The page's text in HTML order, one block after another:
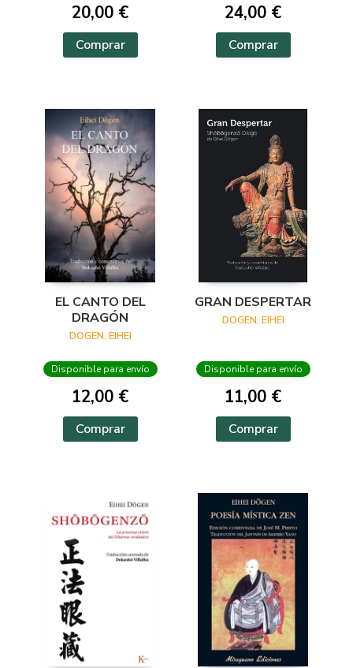
20,00 €
Comprar
24,00 €
Comprar
EL CANTO DEL
DRAGÓN
DOGEN, EIHEI
Disponible para envío
12,00 €
Comprar
GRAN DESPERTAR
DOGEN, EIHEI
Disponible para envío
11,00 €
Comprar